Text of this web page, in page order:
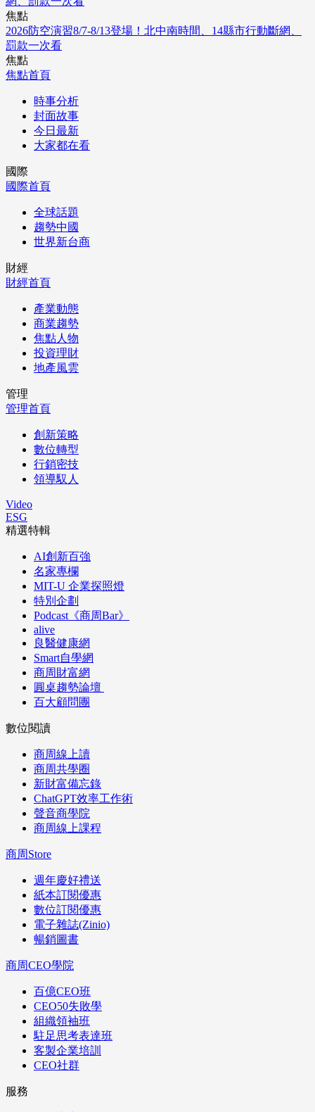
焦點
2026防空演習8/7-8/13登場！北中南時間、14縣市行動斷網、
罰款一次看
焦點
焦點首頁
時事分析
封面故事
今日最新
大家都在看
國際
國際首頁
全球話題
趨勢中國
世界新台商
財經
財經首頁
產業動態
商業趨勢
焦點人物
投資理財
地產風雲
管理
管理首頁
創新策略
數位轉型
行銷密技
領導馭人
Video
ESG
精選特輯
AI創新百強
名家專欄
MIT-U 企業探照燈
特別企劃
Podcast《商周Bar》
alive
良醫健康網
Smart自學網
商周財富網
圓桌趨勢論壇
百大顧問團
數位閱讀
商周線上讀
商周共學圈
新財富備忘錄
ChatGPT效率工作術
聲音商學院
商周線上課程
商周Store
週年慶好禮送
紙本訂閱優惠
數位訂閱優惠
電子雜誌(Zinio)
暢銷圖書
商周CEO學院
百億CEO班
CEO50失敗學
組織領袖班
駐足思考表達班
客製企業培訓
CEO社群
服務